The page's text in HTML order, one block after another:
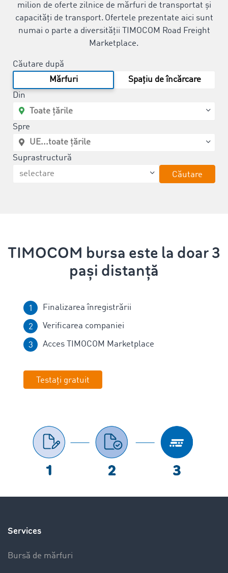
milion de oferte zilnice de mărfuri de transportat și
capacități de transport. Ofertele prezentate aici sunt
numai o parte a diversității TIMOCOM Road Freight
Marketplace.
Căutare după
Mărfuri
Spațiu de încărcare
Din
Spre
Suprastructură
Căutare
TIMOCOM bursa este la doar 3
pași distanță
Finalizarea înregistrării
Verificarea companiei
Acces TIMOCOM Marketplace
Testați gratuit
Services
Bursă de mărfuri